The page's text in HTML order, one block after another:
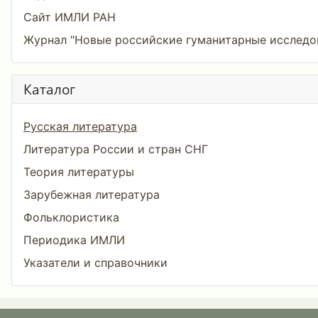
Сайт ИМЛИ РАН
Журнал "Новые российские гуманитарные
Каталог
Русская литература
Литература России и стран СНГ
Теория литературы
Зарубежная литература
Фольклористика
Периодика ИМЛИ
Указатели и справочники